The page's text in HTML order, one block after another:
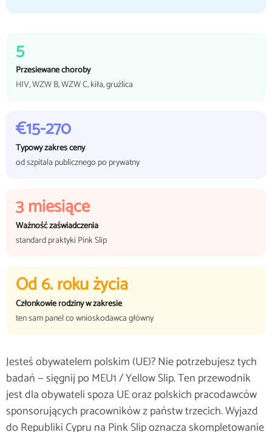
5
Przesiewane choroby
HIV, WZW B, WZW C, kiła, gruźlica
€15-270
Typowy zakres ceny
od szpitala publicznego po prywatny
3 miesiące
Ważność zaświadczenia
standard praktyki Pink Slip
Od 6. roku życia
Członkowie rodziny w zakresie
ten sam panel co wnioskodawca główny
Jesteś obywatelem polskim (UE)? Nie potrzebujesz tych
badań — sięgnij po MEU1 / Yellow Slip. Ten przewodnik
jest dla obywateli spoza UE oraz polskich pracodawców
sponsorujących pracowników z państw trzecich. Wyjazd
do Republiki Cypru na Pink Slip oznacza skompletowanie